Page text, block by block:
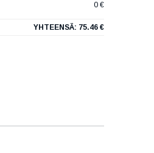
0 €
YHTEENSÄ: 75.46 €